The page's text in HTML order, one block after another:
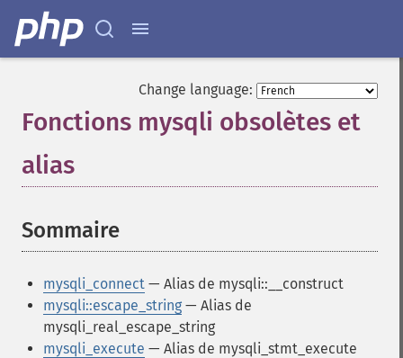
Change language:
Fonctions mysqli obsolètes et
alias
Sommaire
mysqli_connect — Alias de mysqli::__construct
mysqli::escape_string — Alias de
mysqli_real_escape_string
mysqli_execute — Alias de mysqli_stmt_execute